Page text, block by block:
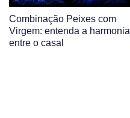
Combinação Peixes com
Virgem: entenda a harmonia
entre o casal